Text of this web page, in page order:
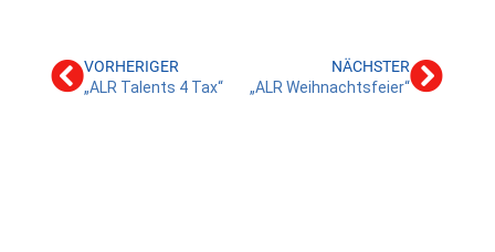
VORHERIGER
„ALR Talents 4 Tax“
NÄCHSTER
„ALR Weihnachtsfeier“